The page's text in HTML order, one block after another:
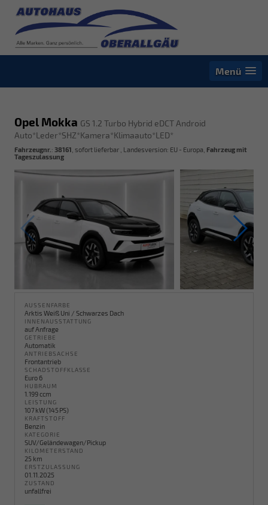
Menü
Opel Mokka GS 1.2 Turbo Hybrid eDCT Android
Auto*Leder*SHZ*Kamera*Klimaauto*LED*
Fahrzeugnr. : 38161 sofort lieferbar , Landesversion: EU - Europa, Fahrzeug mit
Tageszulassung
AUSSENFARBE
Arktis Weiß Uni / Schwarzes Dach
INNENAUSSTATTUNG
auf Anfrage
GETRIEBE
Automatik
ANTRIEBSACHSE
Frontantrieb
SCHADSTOFFKLASSE
Euro 6
HUBRAUM
1.199 ccm
LEISTUNG
107 kW (145 PS)
KRAFTSTOFF
Benzin
KATEGORIE
SUV/Geländewagen/Pickup
KILOMETERSTAND
25 km
ERSTZULASSUNG
01.11.2025
ZUSTAND
unfallfrei